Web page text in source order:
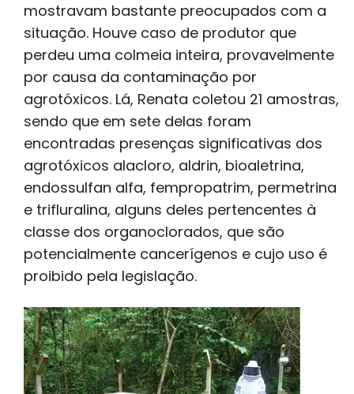
mostravam bastante preocupados com a
situação. Houve caso de produtor que
perdeu uma colmeia inteira, provavelmente
por causa da contaminação por
agrotóxicos. Lá, Renata coletou 21 amostras,
sendo que em sete delas foram
encontradas presenças significativas dos
agrotóxicos alacloro, aldrin, bioaletrina,
endossulfan alfa, fempropatrim, permetrina
e trifluralina, alguns deles pertencentes à
classe dos organoclorados, que são
potencialmente cancerígenos e cujo uso é
proibido pela legislação.